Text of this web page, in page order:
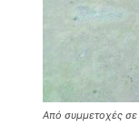
Από συμμετοχές